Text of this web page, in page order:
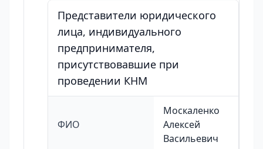
Представители юридического
лица, индивидуального
предпринимателя,
присутствовавшие при
проведении КНМ
ФИО
Москаленко
Алексей
Васильевич